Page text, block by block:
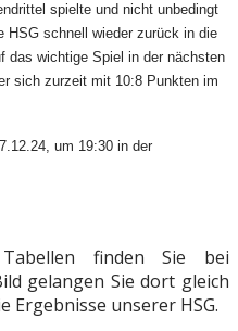
spielte und nicht unbedingt
HSG schnell wieder zurück in die
das wichtige Spiel in der nächsten
sich zurzeit mit 10:8 Punkten im
um 19:30 in der
finden Sie bei
gelangen Sie dort gleich
Ergebnisse unserer HSG.